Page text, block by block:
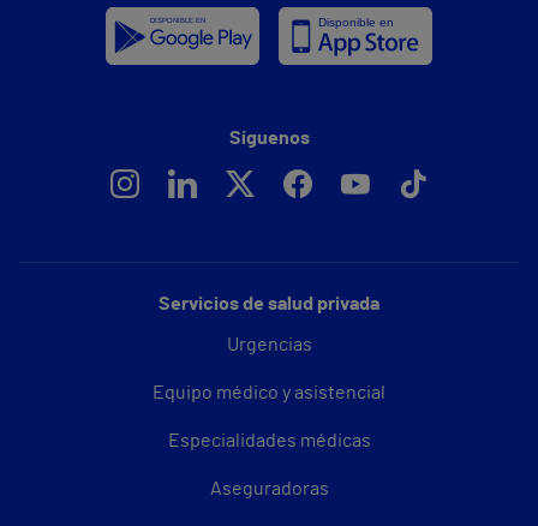
Servicios de salud privada
Urgencias
Equipo médico y asistencial
Especialidades médicas
Aseguradoras
Síguenos